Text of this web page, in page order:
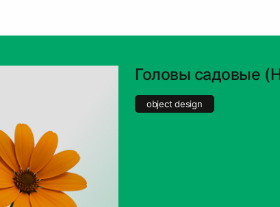
Головы садовые
object design